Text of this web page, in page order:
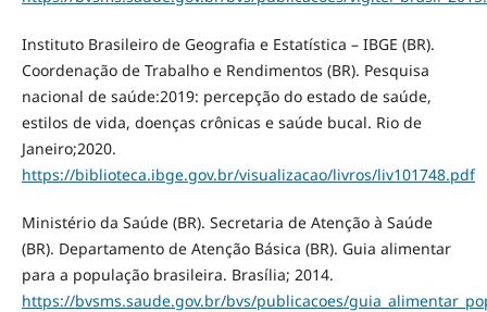
Instituto Brasileiro de Geografia e Estatística – IBGE (BR).
Coordenação de Trabalho e Rendimentos (BR). Pesquisa
nacional de saúde:2019: percepção do estado de saúde,
estilos de vida, doenças crônicas e saúde bucal. Rio de
Janeiro;2020.
https://biblioteca.ibge.gov.br/visualizacao/livros/liv101748.pdf
Ministério da Saúde (BR). Secretaria de Atenção à Saúde
(BR). Departamento de Atenção Básica (BR). Guia alimentar
para a população brasileira. Brasília; 2014.
https://bvsms.saude.gov.br/bvs/publicacoes/